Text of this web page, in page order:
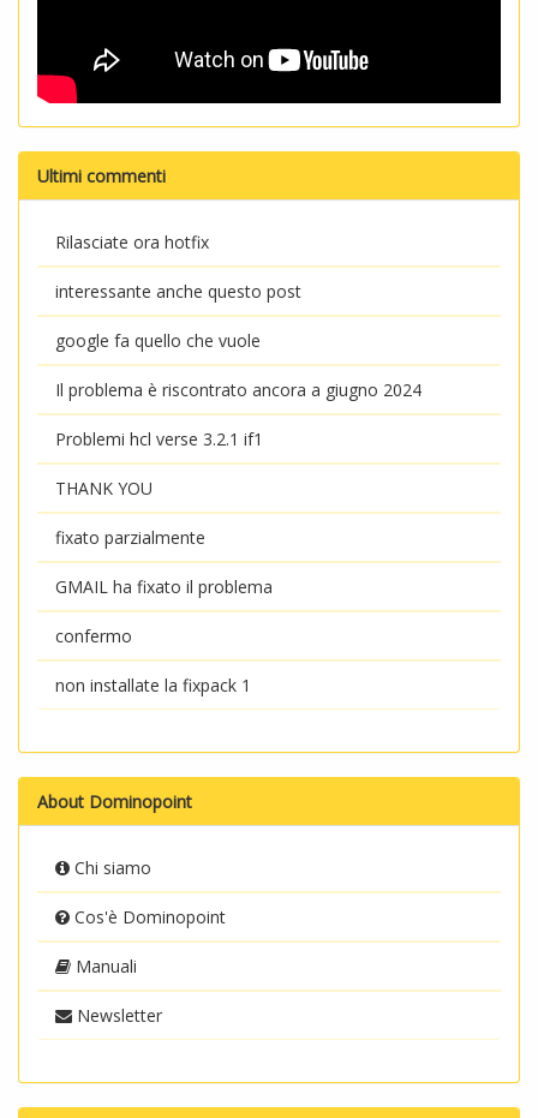
Ultimi commenti
Rilasciate ora hotfix
interessante anche questo post
google fa quello che vuole
Il problema è riscontrato ancora a giugno 2024
Problemi hcl verse 3.2.1 if1
THANK YOU
fixato parzialmente
GMAIL ha fixato il problema
confermo
non installate la fixpack 1
About Dominopoint
Chi siamo
Cos'è Dominopoint
Manuali
Newsletter